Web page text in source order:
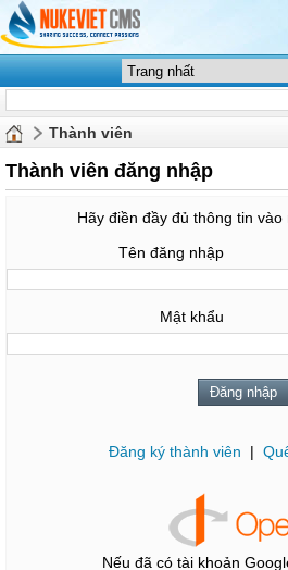
Thành viên
Thành viên đăng nhập
Hãy điền đầy đủ thông tin
Tên đăng nhập
Mật khẩu
Đăng ký thành viên |
Nếu đã có tài khoản